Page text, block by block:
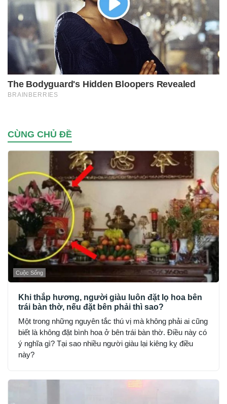
CÙNG CHỦ ĐỀ
Cuộc Sống
Khi thắp hương, người giàu luôn đặt lọ hoa bên
trái bàn thờ, nếu đặt bên phải thì sao?
Một trong những nguyên tắc thú vị mà không phải ai cũng
biết là không đặt bình hoa ở bên trái bàn thờ. Điều này có
ý nghĩa gì? Tại sao nhiều người giàu lại kiêng kỵ điều
này?